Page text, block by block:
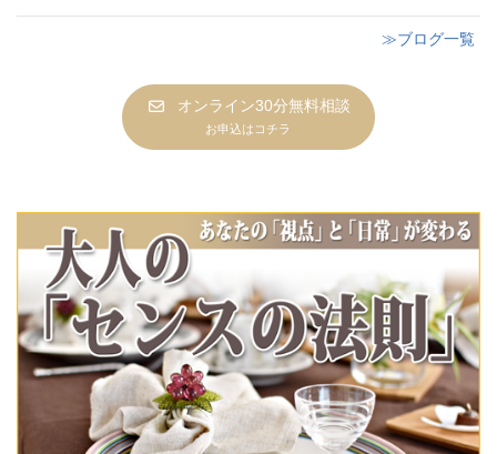
≫ブログ一覧
オンライン30分無料相談
お申込はコチラ